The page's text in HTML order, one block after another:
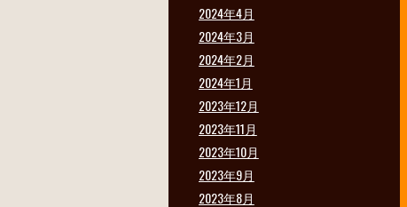
2024年4月
2024年3月
2024年2月
2024年1月
2023年12月
2023年11月
2023年10月
2023年9月
2023年8月